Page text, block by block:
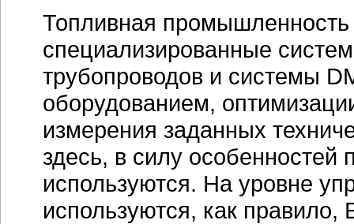
Топливная промышленность
специализированные
трубопроводов и системы
оборудованием,
измерения заданных
здесь, в силу особенностей
используются. На уровне
используются, как правило,